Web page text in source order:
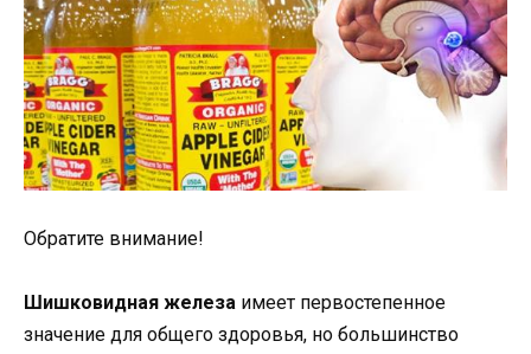
Обратите внимание!
Шишковидная железа имеет первостепенное
значение для общего здоровья, но большинство